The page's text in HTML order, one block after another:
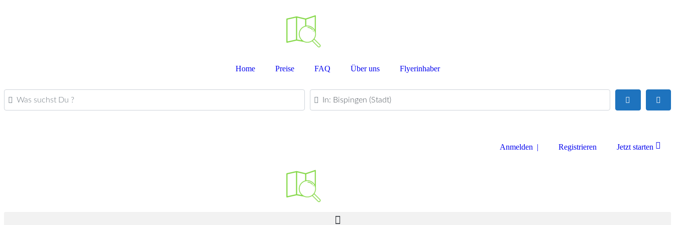
Home Preise FAQ Über uns Flyerinhaber
Was suchst Du ? PLZ oder Ort
Anmelden | Registrieren Jetzt starten